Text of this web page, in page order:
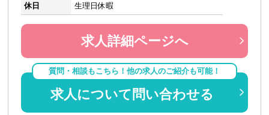
休日
生理日休暇
求人詳細ページへ
質問・相談もこちら！他の求人のご紹介も可能！
求人について問い合わせる